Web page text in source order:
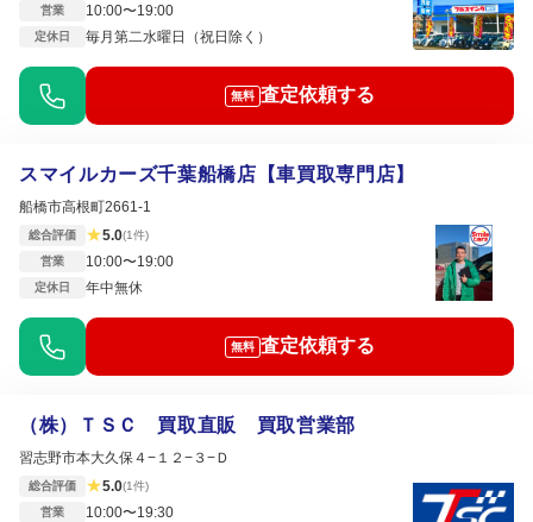
営業
10:00〜19:00
定休日 毎月第二水曜日（祝日除く）
無料 査定依頼する
スマイルカーズ千葉船橋店【車買取専門店】
船橋市高根町2661-1
総合評価 ★5.0(1件)
営業
10:00〜19:00
定休日 年中無休
無料 査定依頼する
（株）ＴＳＣ 買取直販 買取営業部
習志野市本大久保４−１２−３−Ｄ
総合評価 ★5.0(1件)
営業
10:00〜19:30